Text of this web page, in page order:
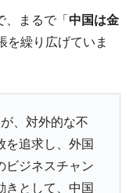
常増加させる ⇒ 中
調」のウラで他業
総額3兆7,000億
干ばつ
まるで「 中国は金
を繰り広げていま
、対外的な不
を追求し、外国
ビジネスチャン
きとして、中国